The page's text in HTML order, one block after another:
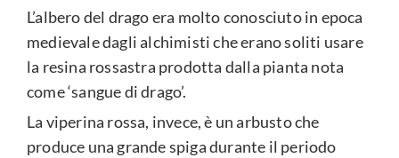
L’albero del drago era molto conosciuto in epoca
medievale dagli alchimisti che erano soliti usare
la resina rossastra prodotta dalla pianta nota
come ‘sangue di drago’.
La viperina rossa, invece, è un arbusto che
produce una grande spiga durante il periodo